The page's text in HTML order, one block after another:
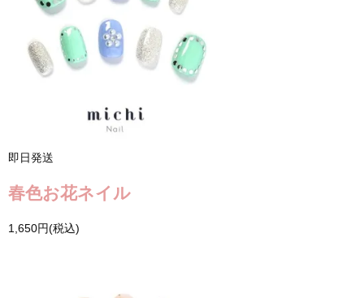
即日発送
春色お花ネイル
1,650円(税込)